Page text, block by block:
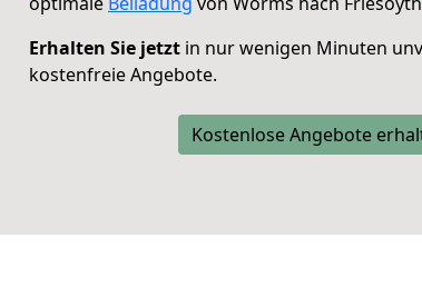
Erhalten Sie jetzt in nur wenigen Minuten
kostenfreie Angebote.
Kostenlose Angebote